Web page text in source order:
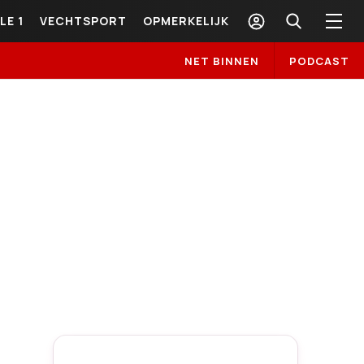
1 VECHTSPORT OPMERKELIJK
NET BINNEN PODCAST